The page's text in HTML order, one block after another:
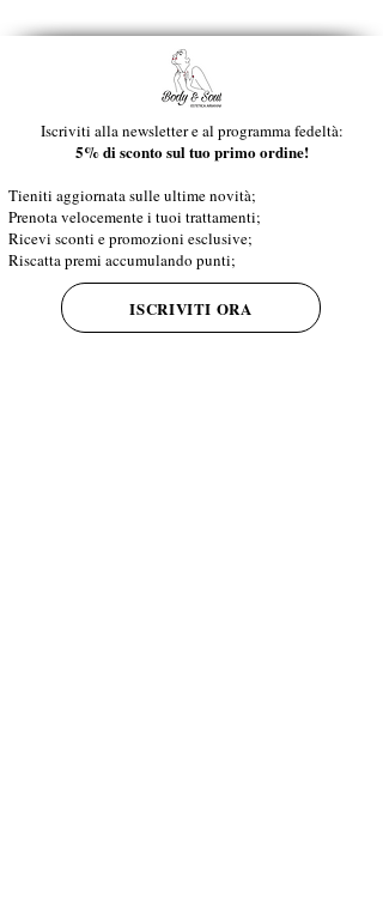
Iscriviti alla newsletter e al programma fedeltà:
5% di sconto sul tuo primo ordine!
Tieniti aggiornata sulle ultime novità;
Prenota velocemente i tuoi trattamenti;
Ricevi sconti e promozioni esclusive;
Riscatta premi accumulando punti;
ISCRIVITI ORA